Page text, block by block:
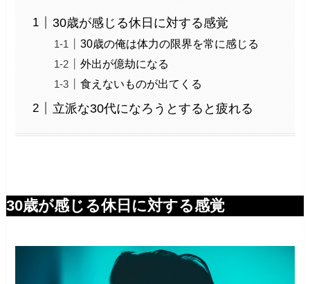
30歳が感じる休日に対する感覚
30歳の俺は体力の限界を常に感じる
外出が億劫になる
食えないものが出てくる
立派な30代になろうとすると疲れる
30歳が感じる休日に対する感覚